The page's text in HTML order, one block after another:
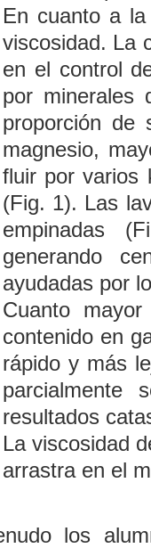
En cuanto a
viscosidad. La
en el control
por minerales
proporción de
magnesio,
fluir por varios
(Fig. 1). Las
empinadas
generando
ayudadas por
Cuanto
contenido en
rápido y más
parcialmente
resultados
La viscosidad
arrastra en el
los